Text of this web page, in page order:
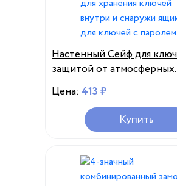
Настенный Сейф для
защитой от атмосферных
воздействий № 4
Комбинированный Замок
хранения ключей внутри
снаружи ящик для ключей
Цена: 413 ₽
Купить